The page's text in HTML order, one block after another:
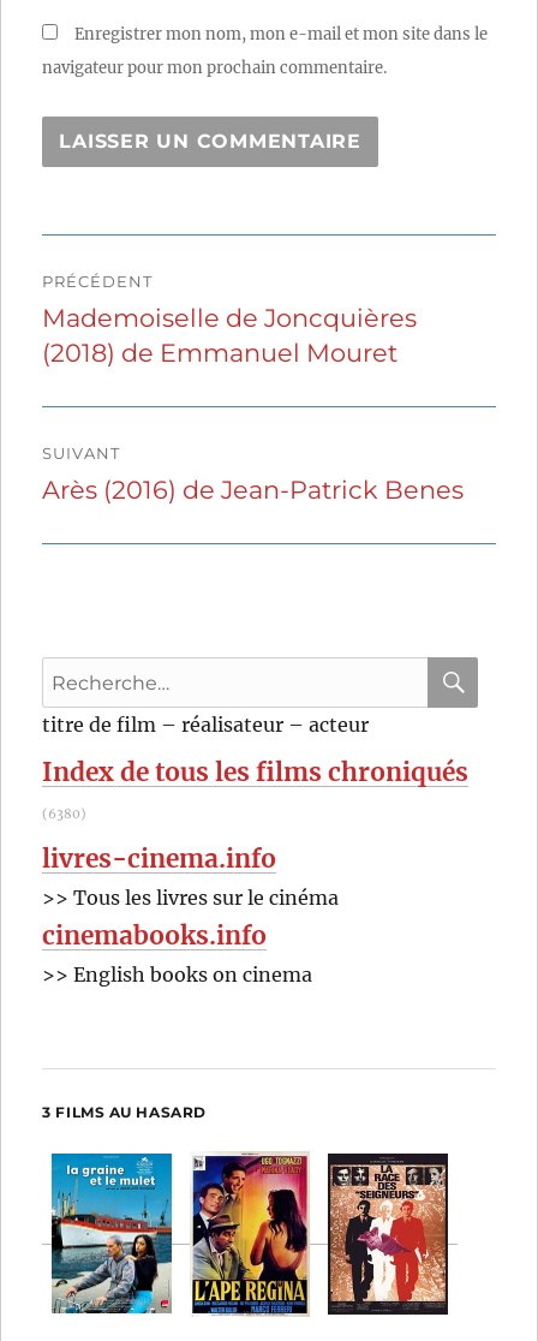
Enregistrer mon nom, mon e-mail et mon site dans le
navigateur pour mon prochain commentaire.
de
l’article
PRÉCÉDENT
Publication
précédente :
Mademoiselle de Joncquières
(2018) de Emmanuel Mouret
SUIVANT
Publication
Arès (2016) de Jean-Patrick Benes
Recherche
pour
:
titre de film – réalisateur – acteur
Index de tous les films chroniqués
(6380)
livres-cinema.info
>> Tous les livres sur le cinéma
cinemabooks.info
>> English books on cinema
3 FILMS AU HASARD